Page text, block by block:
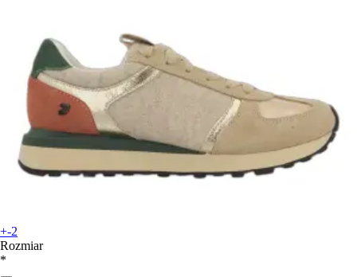
+-2
Rozmiar
*